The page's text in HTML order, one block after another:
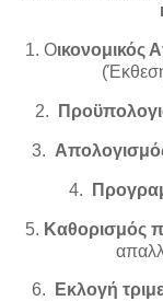
1. Οικονομικός
2.
3.
4.
5. Καθορισμός
6. Εκλογή